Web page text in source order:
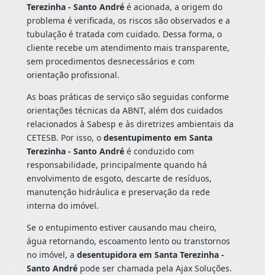
Terezinha - Santo Andréé acionada, a origem do
problema é verificada, os riscos são observados e a
tubulação é tratada com cuidado. Dessa forma, o
cliente recebe um atendimento mais transparente,
sem procedimentos desnecessários e com
orientação profissional.
As boas práticas de serviço são seguidas conforme
orientações técnicas da ABNT, além dos cuidados
relacionados à Sabesp e às diretrizes ambientais da
CETESB. Por isso, o desentupimento em Santa
Terezinha - Santo Andréé conduzido com
responsabilidade, principalmente quando há
envolvimento de esgoto, descarte de resíduos,
manutenção hidráulica e preservação da rede
interna do imóvel.
Se o entupimento estiver causando mau cheiro,
água retornando, escoamento lento ou transtornos
no imóvel, a desentupidora em Santa Terezinha -
Santo Andrépode ser chamada pela Ajax Soluções.